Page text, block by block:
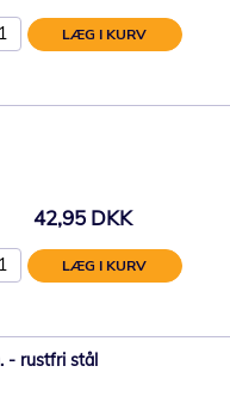
LÆG I KURV
42,95 DKK
LÆG I KURV
- rustfri stål